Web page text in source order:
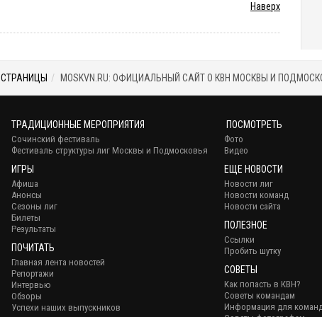
Наверх
СТРАНИЦЫ MOSKVN.RU: ОФИЦИАЛЬНЫЙ САЙТ О КВН МОСКВЫ И
ТРАДИЦИОННЫЕ МЕРОПРИЯТИЯ
Сочинский фестиваль
Фестиваль структуры лиг Москвы и Подмосковья
ИГРЫ
Афиша
Анонсы
Сезоны лиг
Билеты
Результаты
ПОЧИТАТЬ
Главная лента новостей
Репортажи
Интервью
Обзоры
Успехи наших выпускников
ПОСМОТРЕТЬ
Фото
Видео
ЕЩЕ НОВОСТИ
Новости лиг
Новости команд
Новости сайта
ПОЛЕЗНОЕ
Ссылки
Пробить шутку
СОВЕТЫ
Как попасть в КВН?
Советы командам
Информация для